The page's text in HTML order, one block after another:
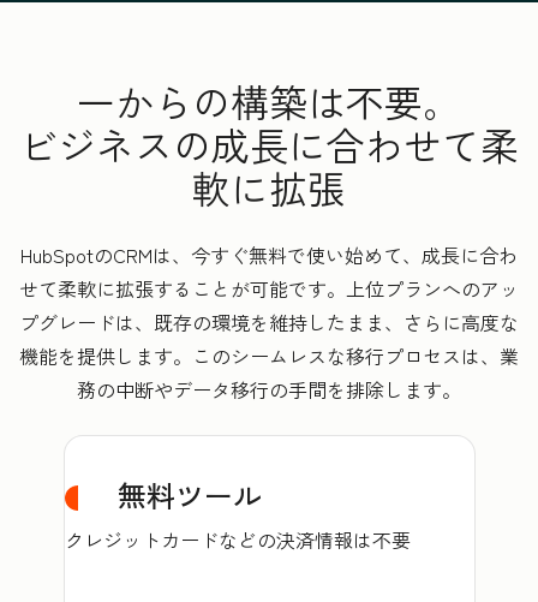
一からの構築は不要。
ビジネスの成長に合わせて柔
軟に拡張
HubSpotのCRMは、今すぐ無料で使い始めて、成長に合わ
せて柔軟に拡張することが可能です。上位プランへのアッ
プグレードは、既存の環境を維持したまま、さらに高度な
機能を提供します。このシームレスな移行プロセスは、業
務の中断やデータ移行の手間を排除します。
無料ツール
クレジットカードなどの決済情報は不要